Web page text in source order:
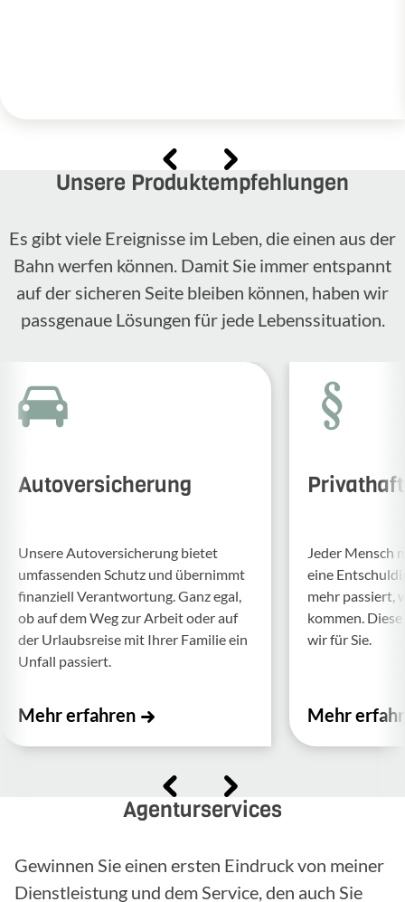
Unsere Produktempfehlungen
Es gibt viele Ereignisse im Leben, die einen aus der
Bahn werfen können. Damit Sie immer entspannt
auf der sicheren Seite bleiben können, haben wir
passgenaue Lösungen für jede Lebenssituation.
Autoversicherung
Unsere Auto­ver­si­che­rung bietet
umfas­senden Schutz und über­nimmt
finan­ziell Verant­wor­tung. Ganz egal,
ob auf dem Weg zur Arbeit oder auf
der Urlaubs­reise mit Ihrer Familie ein
Unfall passiert.
Mehr erfahren
Jeder Mensch
eine
mehr passiert,
kommen.
wir für Sie.
Mehr
Agenturservices
Gewinnen Sie einen ersten Eindruck von meiner
Dienstleistung und dem Service, den auch Sie